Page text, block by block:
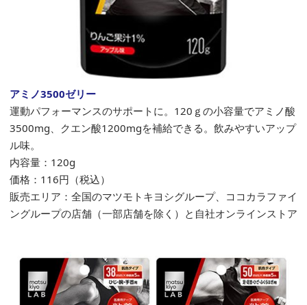
アミノ3500ゼリー
運動パフォーマンスのサポートに。120ｇの小容量でアミノ酸
3500mg、クエン酸1200mgを補給できる。飲みやすいアップ
ル味。
内容量：120g
価格：116円（税込）
販売エリア：全国のマツモトキヨシグループ、ココカラファイ
ングループの店舗（一部店舗を除く）と自社オンラインストア